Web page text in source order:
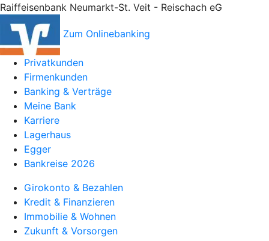
Raiffeisenbank Neumarkt-St. Veit - Reischach eG
Zum Onlinebanking
Privatkunden
Firmenkunden
Banking & Verträge
Meine Bank
Karriere
Lagerhaus
Egger
Bankreise 2026
Girokonto & Bezahlen
Kredit & Finanzieren
Immobilie & Wohnen
Zukunft & Vorsorgen